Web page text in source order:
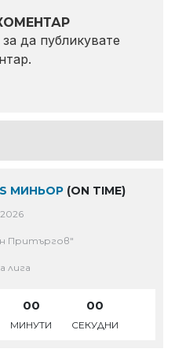
за да публикувате
МИНЬОР (ON TIME)
Притъргов"
лига
00
МИНУТИ
00
СЕКУДНИ